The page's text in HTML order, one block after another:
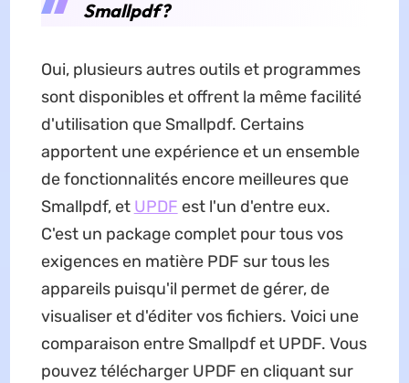
Smallpdf?
Oui, plusieurs autres outils et programmes
sont disponibles et offrent la même facilité
d'utilisation que Smallpdf. Certains
apportent une expérience et un ensemble
de fonctionnalités encore meilleures que
Smallpdf, et UPDF est l'un d'entre eux.
C'est un package complet pour tous vos
exigences en matière PDF sur tous les
appareils puisqu'il permet de gérer, de
visualiser et d'éditer vos fichiers. Voici une
comparaison entre Smallpdf et UPDF. Vous
pouvez télécharger UPDF en cliquant sur